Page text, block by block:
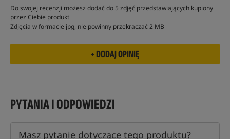
Do swojej recenzji możesz dodać do 5 zdjęć przedstawiających kupiony
przez Ciebie produkt
Zdjęcia w formacie jpg, nie powinny przekraczać 2 MB
PYTANIA I ODPOWIEDZI
Masz pytanie dotyczące tego produktu?